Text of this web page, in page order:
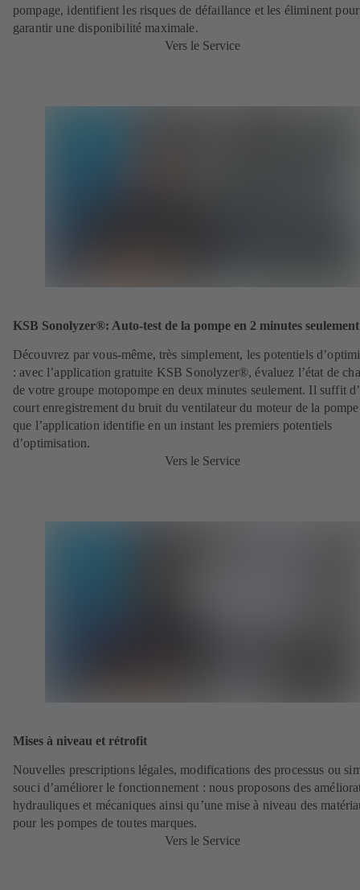
pompage, identifient les risques de défaillance et les éliminent pour
garantir une disponibilité maximale.
Vers le Service
KSB Sonolyzer®: Auto-test de la pompe en 2 minutes seulement
Découvrez par vous-même, très simplement, les potentiels
: avec l’application gratuite KSB Sonolyzer®, évaluez l’état de
de votre groupe motopompe en deux minutes seulement. Il suffit
court enregistrement du bruit du ventilateur du moteur de la
que l’application identifie en un instant les premiers potentiels
d’optimisation.
Vers le Service
Mises à niveau et rétrofit
Nouvelles prescriptions légales, modifications des processus ou
souci d’améliorer le fonctionnement : nous proposons des
hydrauliques et mécaniques ainsi qu’une mise à niveau des
pour les pompes de toutes marques.
Vers le Service